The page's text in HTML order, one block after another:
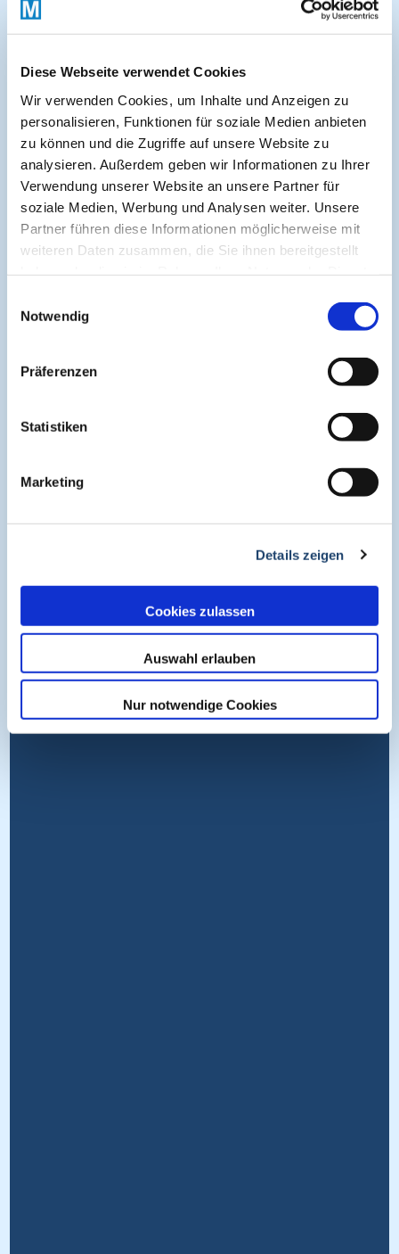
Diese Webseite verwendet Cookies
Wir verwenden Cookies, um Inhalte und Anzeigen zu
personalisieren, Funktionen für soziale Medien anbieten
zu können und die Zugriffe auf unsere Website zu
analysieren. Außerdem geben wir Informationen zu Ihrer
Verwendung unserer Website an unsere Partner für
soziale Medien, Werbung und Analysen weiter. Unsere
Partner führen diese Informationen möglicherweise mit
weiteren Daten zusammen, die Sie ihnen bereitgestellt
Notwendig
Präferenzen
Statistiken
Marketing
Details zeigen
Cookies zulassen
Auswahl erlauben
Nur notwendige Cookies
Symposium EcoMed
Gemeinsam gegen ADIPOSITAS
Information
CME-Partner
Help & Support
Medienpartner
Datenschutz
Wissen entdecken